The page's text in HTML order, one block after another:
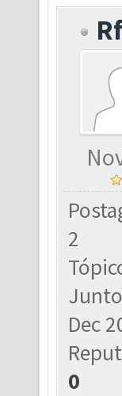
2
Dec
0